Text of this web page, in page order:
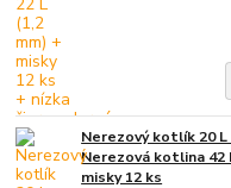
Nerezový kotlík 20 L
Nerezová kotlina 42
misky 12 ks